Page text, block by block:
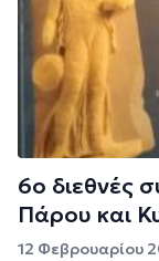
6ο διεθνές
Πάρου και
12 Φεβρουαρίου